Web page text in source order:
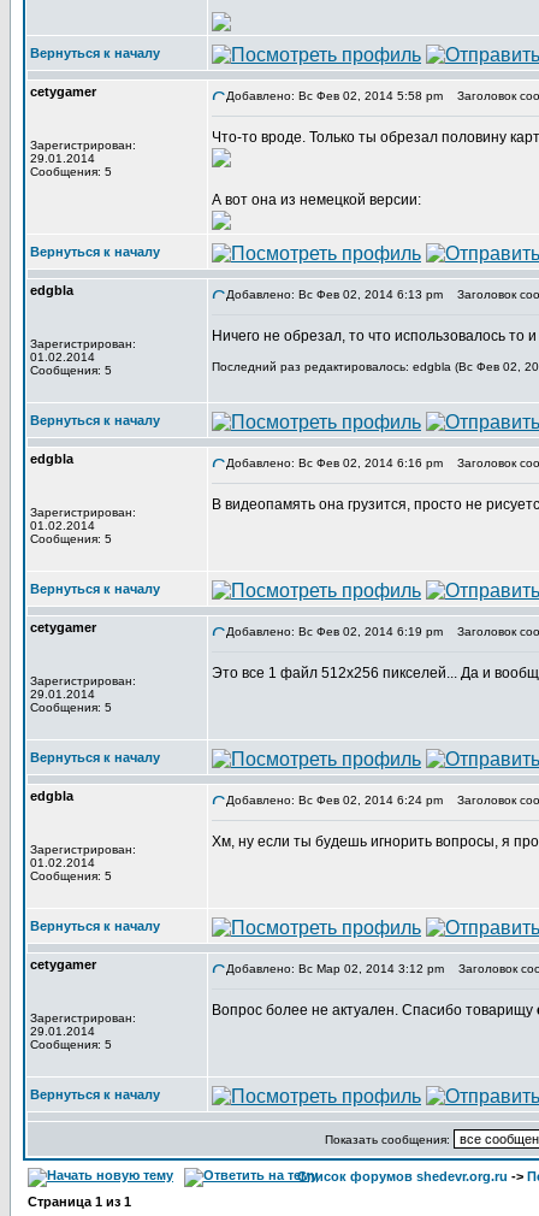
Вернуться к началу
cetygamer
Зарегистрирован:
29.01.2014
Сообщения: 5
Добавлено: Вс Фев 02, 2014 5:58 pm Заголовок
Что-то вроде. Только ты обрезал половину
А вот она из немецкой версии:
Вернуться к началу
edgbla
Зарегистрирован:
01.02.2014
Сообщения: 5
Добавлено: Вс Фев 02, 2014 6:13 pm Заголовок
Ничего не обрезал, то что использовалось то
Последний раз редактировалось: edgbla (Вс Фев 02,
Вернуться к началу
edgbla
Зарегистрирован:
01.02.2014
Сообщения: 5
Добавлено: Вс Фев 02, 2014 6:16 pm Заголовок
В видеопамять она грузится, просто не
Вернуться к началу
cetygamer
Зарегистрирован:
29.01.2014
Сообщения: 5
Добавлено: Вс Фев 02, 2014 6:19 pm Заголовок
Это все 1 файл 512х256 пикселей... Да и
Вернуться к началу
edgbla
Зарегистрирован:
01.02.2014
Сообщения: 5
Добавлено: Вс Фев 02, 2014 6:24 pm Заголовок
Хм, ну если ты будешь игнорить вопросы, я
Вернуться к началу
cetygamer
Зарегистрирован:
29.01.2014
Сообщения: 5
Добавлено: Вс Мар 02, 2014 3:12 pm Заголовок
Вопрос более не актуален. Спасибо товарищу
Вернуться к началу
Показать сообщения:
Список форумов shedevr.org.ru ->
Страница 1 из 1